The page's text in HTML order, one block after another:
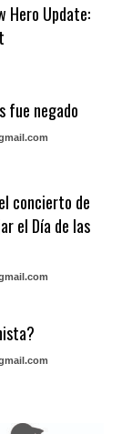
Hero Update:
fue negado
concierto de
el Día de las